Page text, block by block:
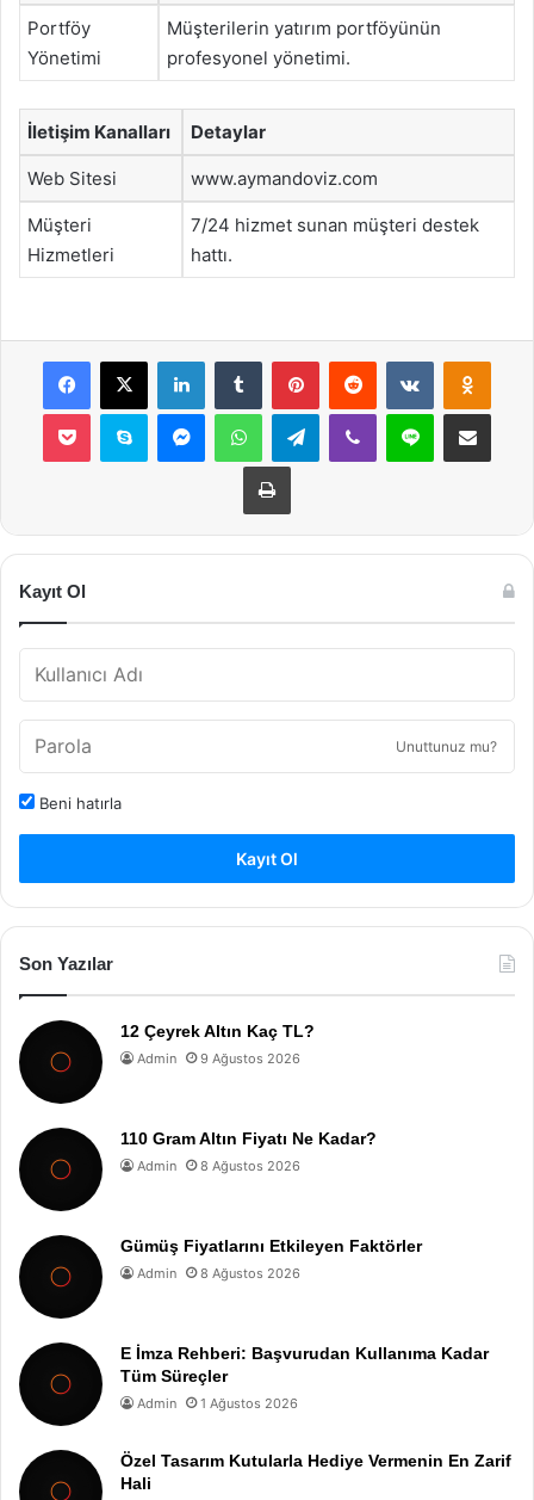
Portföy
Yönetimi
Müşterilerin yatırım portföyünün
profesyonel yönetimi.
İletişim Kanalları Detaylar
Web Sitesi www.aymandoviz.com
Müşteri
Hizmetleri
7/24 hizmet sunan müşteri destek
hattı.
Facebook
X LinkedInTumblr PinterestReddit VKontakte
Pocket Skype MessengerWhatsAppTelegramViber Line E-Posta ile
Yazdır
Kayıt Ol
Unuttunuz mu?
Beni hatırla
Kayıt Ol
Son Yazılar
12 Çeyrek Altın Kaç TL?
Admin 9 Ağustos 2026
110 Gram Altın Fiyatı Ne Kadar?
Admin 8 Ağustos 2026
Gümüş Fiyatlarını Etkileyen Faktörler
Admin 8 Ağustos 2026
E İmza Rehberi: Başvurudan Kullanıma Kadar
Tüm Süreçler
Admin 1 Ağustos 2026
Özel Tasarım Kutularla Hediye Vermenin En Zarif
Hali